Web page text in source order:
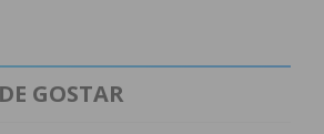
rua em sua memória.
GOSTAR